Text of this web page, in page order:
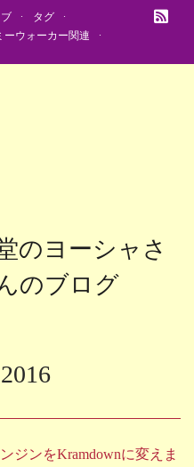
タグ
ーウォーカー関連
のヨーシャさ
のブログ
ジンをKramdownに変えま